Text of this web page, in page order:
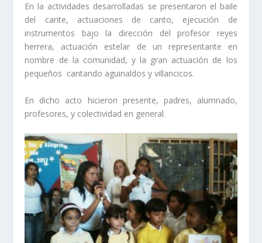
En la actividades desarrolladas se presentaron el baile
del carite, actuaciones de canto, ejecución de
instrumentos bajo la dirección del profesor reyes
herrera, actuación estelar de un representante en
nombre de la comunidad, y la gran actuación de los
pequeños cantando aguinaldos y villancicos.
En dicho acto hicieron presente, padres, alumnado,
profesores, y colectividad en general.